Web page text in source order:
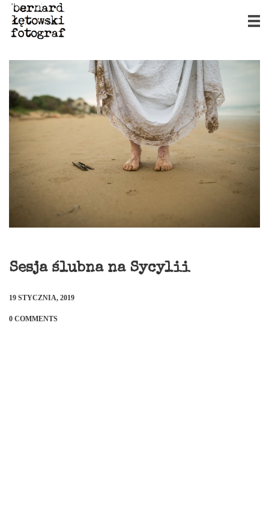
Sesja ślubna na Sycylii
19 STYCZNIA, 2019
0 COMMENTS